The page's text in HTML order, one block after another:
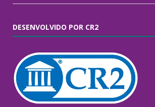
DESENVOLVIDO POR CR2